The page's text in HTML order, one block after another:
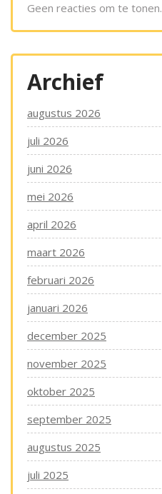
Geen reacties om te tonen.
Archief
augustus 2026
juli 2026
juni 2026
mei 2026
april 2026
maart 2026
februari 2026
januari 2026
december 2025
november 2025
oktober 2025
september 2025
augustus 2025
juli 2025